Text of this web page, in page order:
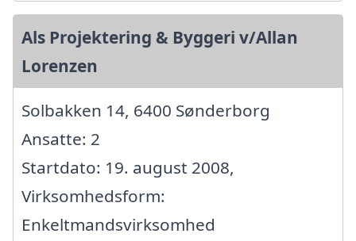
Als Projektering & Byggeri v/Allan
Lorenzen
Solbakken 14, 6400 Sønderborg
Ansatte: 2
Startdato: 19. august 2008,
Virksomhedsform:
Enkeltmandsvirksomhed